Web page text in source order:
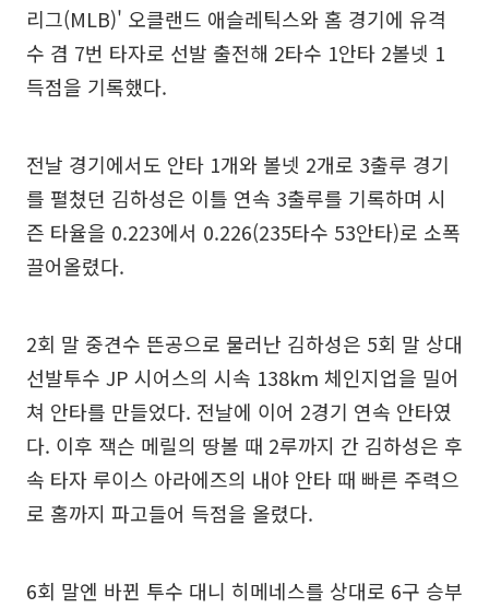
리그(MLB)' 오클랜드 애슬레틱스와 홈 경기에 유격
수 겸 7번 타자로 선발 출전해 2타수 1안타 2볼넷 1
득점을 기록했다.
전날 경기에서도 안타 1개와 볼넷 2개로 3출루 경기
를 펼쳤던 김하성은 이틀 연속 3출루를 기록하며 시
즌 타율을 0.223에서 0.226(235타수 53안타)로 소폭
끌어올렸다.
2회 말 중견수 뜬공으로 물러난 김하성은 5회 말 상대
선발투수 JP 시어스의 시속 138km 체인지업을 밀어
쳐 안타를 만들었다. 전날에 이어 2경기 연속 안타였
다. 이후 잭슨 메릴의 땅볼 때 2루까지 간 김하성은 후
속 타자 루이스 아라에즈의 내야 안타 때 빠른 주력으
로 홈까지 파고들어 득점을 올렸다.
6회 말엔 바뀐 투수 대니 히메네스를 상대로 6구 승부